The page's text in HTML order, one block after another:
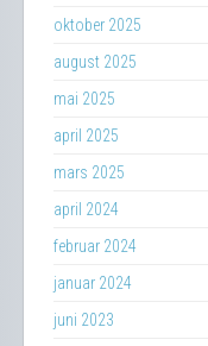
oktober 2025
august 2025
mai 2025
april 2025
mars 2025
april 2024
februar 2024
januar 2024
juni 2023